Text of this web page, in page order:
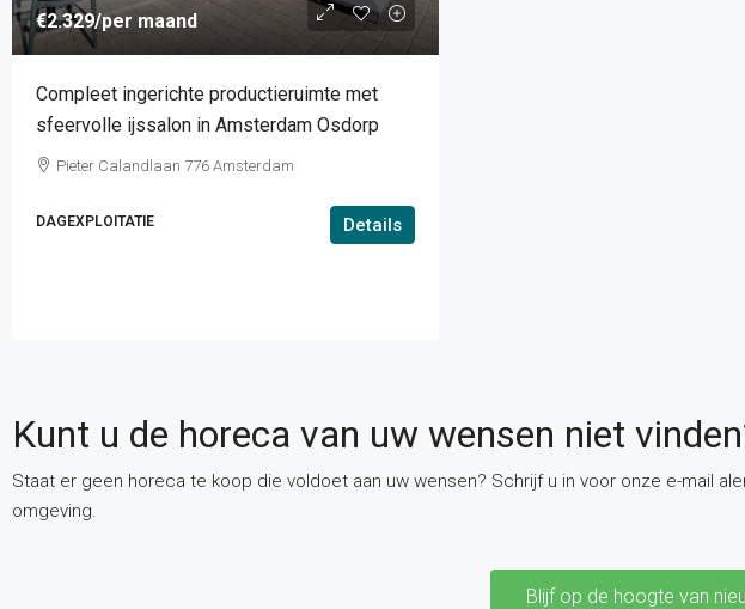
€2.329/per maand
Compleet ingerichte productieruimte met
sfeervolle ijssalon in Amsterdam Osdorp
Pieter Calandlaan 776 Amsterdam
DAGEXPLOITATIE Details
Kunt u de horeca van uw wensen niet
Staat er geen horeca te koop die voldoet aan uw wensen? Schrijf u in voor onze e-mail
omgeving.
Blijf op de hoogte van